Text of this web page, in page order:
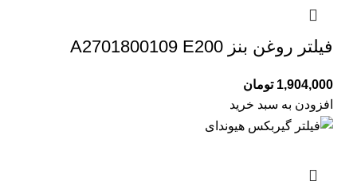
فیلتر روغن بنز A2701800109 E200
1,904,000 تومان
افزودن به سبد خرید